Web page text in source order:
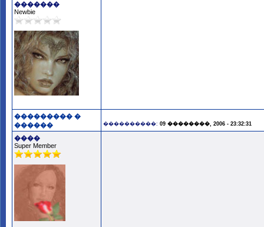
�������
Newbie
��������� �
������
����������: 09 ��������, 2006 - 23:32:31
����
Super Member